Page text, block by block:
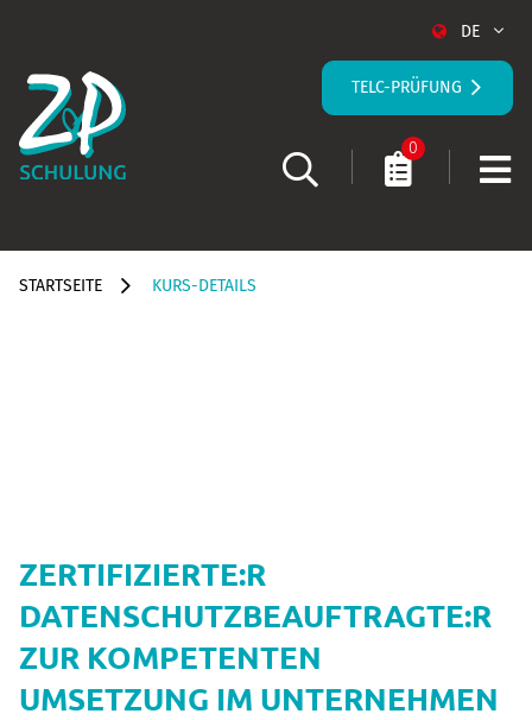
DE
TELC-PRÜFUNG
0
STARTSEITE KURS-DETAILS
ZERTIFIZIERTE:R
DATENSCHUTZBEAUFTRAGTE:R
ZUR KOMPETENTEN
UMSETZUNG IM UNTERNEHMEN